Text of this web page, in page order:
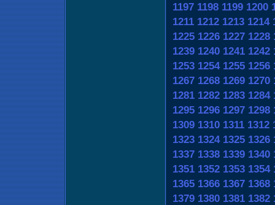
1197 1198 1199 1200
1211 1212 1213 1214
1225 1226 1227 1228
1239 1240 1241 1242
1253 1254 1255 1256
1267 1268 1269 1270
1281 1282 1283 1284
1295 1296 1297 1298
1309 1310 1311 1312
1323 1324 1325 1326
1337 1338 1339 1340
1351 1352 1353 1354
1365 1366 1367 1368
1379 1380 1381 1382